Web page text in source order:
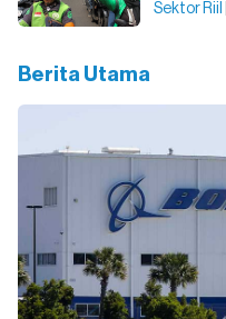
Sektor Riil
Berita Utama